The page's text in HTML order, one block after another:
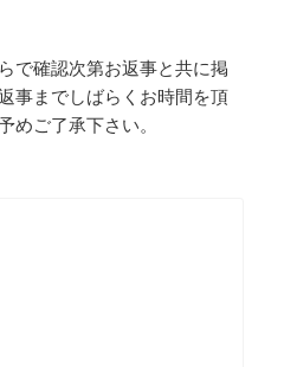
で確認次第お返事と共に掲
事までしばらくお時間を頂
めご了承下さい。